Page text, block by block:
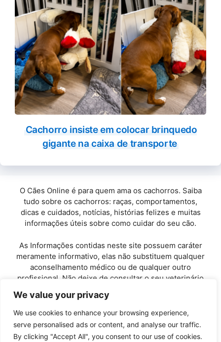
We value your privacy
We use cookies to enhance your browsing experience,
serve personalised ads or content, and analyse our traffic.
By clicking "Accept All", you consent to our use of cookies.
Cachorro insiste em colocar brinquedo
gigante na caixa de transporte
O Cães Online é para quem ama os cachorros. Saiba
tudo sobre os cachorros: raças, comportamentos,
dicas e cuidados, notícias, histórias felizes e muitas
informações úteis sobre como cuidar do seu cão.
As Informações contidas neste site possuem caráter
meramente informativo, elas não substituem qualquer
aconselhamento médico ou de qualquer outro
profissional. Não deixe de consultar o seu veterinário
Copyright© 2010 / 2026 · Cães Online - Todos os
direitos reservados.